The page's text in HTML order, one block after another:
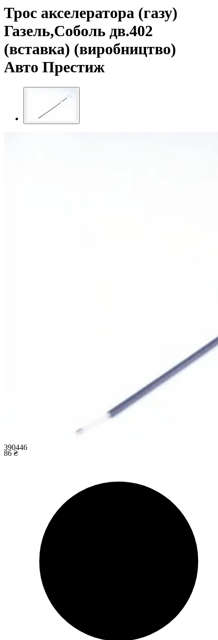
Трос акселератора (газу)
Газель,Соболь дв.402
(вставка) (виробництво)
Авто Престиж
390446
86 ₴